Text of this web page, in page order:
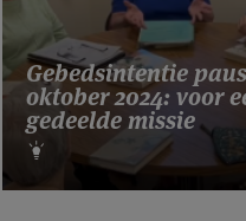
Gebedsintentie paus
oktober 2024: voor
gedeelde missie